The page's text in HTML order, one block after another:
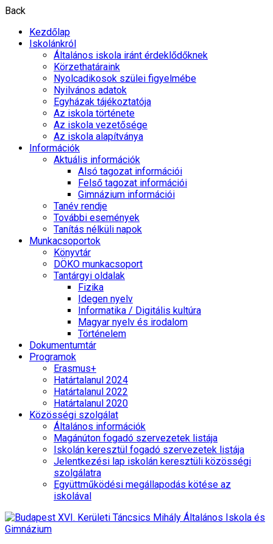
Back
Kezdőlap
Iskolánkról
Általános iskola iránt érdeklődőknek
Körzethatáraink
Nyolcadikosok szülei figyelmébe
Nyilvános adatok
Egyházak tájékoztatója
Az iskola története
Az iskola vezetősége
Az iskola alapítványa
Információk
Aktuális információk
Alsó tagozat információi
Felső tagozat információi
Gimnázium információi
Tanév rendje
További események
Tanítás nélküli napok
Munkacsoportok
Könyvtár
DÖKO munkacsoport
Tantárgyi oldalak
Fizika
Idegen nyelv
Informatika / Digitális kultúra
Magyar nyelv és irodalom
Történelem
Dokumentumtár
Programok
Erasmus+
Határtalanul 2024
Határtalanul 2022
Határtalanul 2020
Közösségi szolgálat
Általános információk
Magánúton fogadó szervezetek listája
Iskolán keresztül fogadó szervezetek listája
Jelentkezési lap iskolán keresztüli közösségi
szolgálatra
Együttműködési megállapodás kötése az
iskolával